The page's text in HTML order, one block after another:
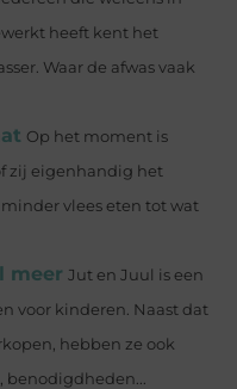
heeft kent het
Waar de afwas vaak
Op het moment is
zij eigenhandig het
vlees eten tot wat
meer Jut en Juul is een
voor kinderen. Naast dat
hebben ze ook